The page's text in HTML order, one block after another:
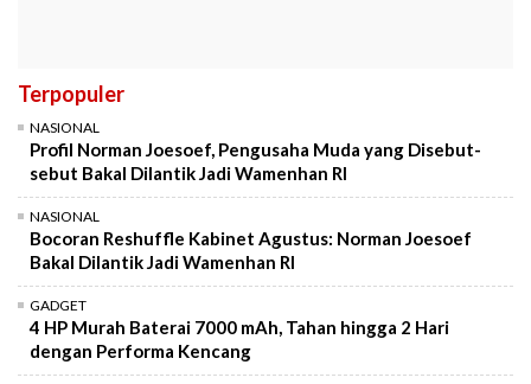
Terpopuler
NASIONAL
Profil Norman Joesoef, Pengusaha Muda yang Disebut-
sebut Bakal Dilantik Jadi Wamenhan RI
NASIONAL
Bocoran Reshuffle Kabinet Agustus: Norman Joesoef
Bakal Dilantik Jadi Wamenhan RI
GADGET
4 HP Murah Baterai 7000 mAh, Tahan hingga 2 Hari
dengan Performa Kencang